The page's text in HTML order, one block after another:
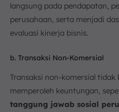
langsung pada pendapatan,
perusahaan, serta menjadi
evaluasi kinerja bisnis.
b. Transaksi Non-Komersial
Transaksi non-komersial
memperoleh keuntungan,
tanggung jawab sosial